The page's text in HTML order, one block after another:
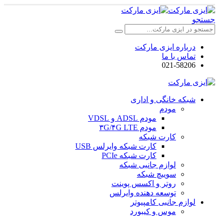
جستجو
درباره ایزی مارکت
تماس با ما
021-58206
شبکه خانگی و اداری
مودم
مودم ADSL و VDSL
مودم ۳G/۴G LTE
کارت شبکه
کارت شبکه وایرلس USB
کارت شبکه PCIe
لوازم جانبی شبکه
سوییچ شبکه
روتر و اکسس پوینت
توسعه دهنده وایرلس
لوازم جانبی کامپیوتر
موس و کیبورد